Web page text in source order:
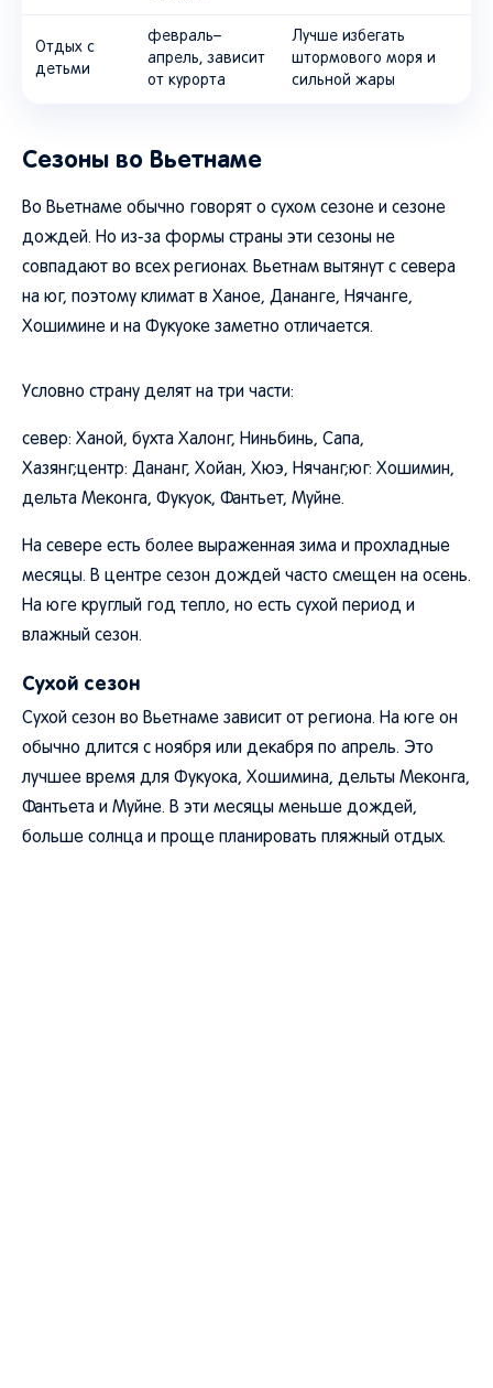
Отдых с
детьми
февраль–
апрель, зависит
от курорта
Лучше избегать
штормового моря и
сильной жары
Сезоны во Вьетнаме
Во Вьетнаме обычно говорят о сухом сезоне и сезоне
дождей. Но из-за формы страны эти сезоны не
совпадают во всех регионах. Вьетнам вытянут с севера
на юг, поэтому климат в Ханое, Дананге, Нячанге,
Хошимине и на Фукуоке заметно отличается.
Условно страну делят на три части:
север: Ханой, бухта Халонг, Ниньбинь, Сапа,
Хазянг;центр: Дананг, Хойан, Хюэ, Нячанг;юг: Хошимин,
дельта Меконга, Фукуок, Фантьет, Муйне.
На севере есть более выраженная зима и прохладные
месяцы. В центре сезон дождей часто смещен на осень.
На юге круглый год тепло, но есть сухой период и
влажный сезон.
Сухой сезон
Сухой сезон во Вьетнаме зависит от региона. На юге он
обычно длится с ноября или декабря по апрель. Это
лучшее время для Фукуока, Хошимина, дельты Меконга,
Фантьета и Муйне. В эти месяцы меньше дождей,
больше солнца и проще планировать пляжный отдых.